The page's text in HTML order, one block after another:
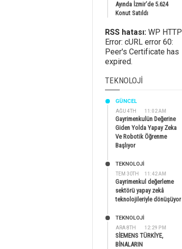
Ayında İzmir’de 5.624
Konut Satıldı
RSS hatası: WP HTTP
Error: cURL error 60:
Peer's Certificate has
expired.
TEKNOLOJI
AĞU 4TH 11:02 AM
GÜNCEL
Gayrimenkulün Değerine
Giden Yolda Yapay Zeka
Ve Robotik Öğrenme
Başlıyor
TEM 30TH 11:42 AM
TEKNOLOJİ
Gayrimenkul değerleme
sektörü yapay zekâ
teknolojileriyle dönüşüyor
ARA 8TH 12:29 PM
TEKNOLOJİ
SİEMENS TÜRKİYE,
BİNALARIN